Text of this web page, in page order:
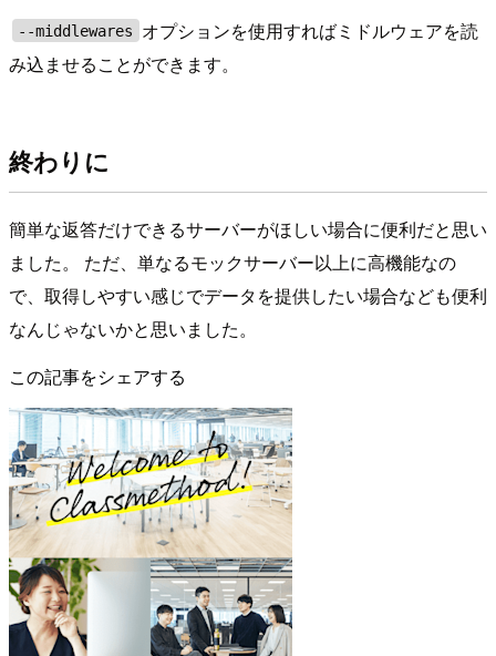
--middlewares
オプションを使用すればミドルウェアを読
み込ませることができます。
終わりに
簡単な返答だけできるサーバーがほしい場合に便利だと思い
ました。 ただ、単なるモックサーバー以上に高機能なの
で、取得しやすい感じでデータを提供したい場合なども便利
なんじゃないかと思いました。
この記事をシェアする